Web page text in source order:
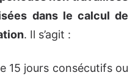
dans le calcul de
. Il s’agit :
15 jours consécutifs ou